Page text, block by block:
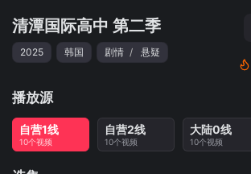
清潭国际高中 第二季
2025 韩国 剧情 / 悬疑
播放源
自营1线
10个视频
自营2线
10个视频
大陆0线
10个视频